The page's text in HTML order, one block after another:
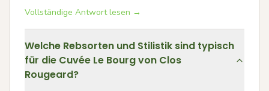
Vollständige Antwort lesen →
Welche Rebsorten und Stilistik sind typisch
für die Cuvée Le Bourg von Clos
Rougeard?